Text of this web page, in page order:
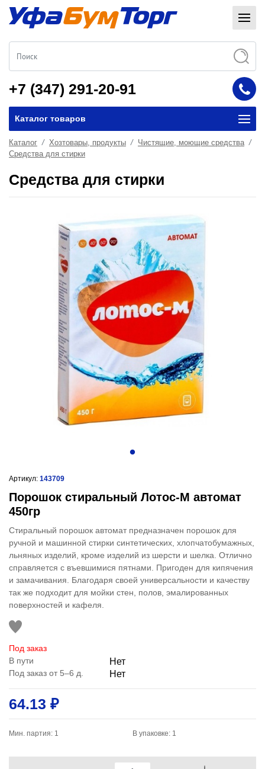
+7 (347) 291-20-91
Каталог товаров
Каталог Хозтовары, продукты
Чистящие, моющие средства
Средства для стирки
Средства для стирки
Артикул: 143709
Порошок стиральный Лотос-М автомат
450гр
Стиральный порошок автомат предназначен порошок для
ручной и машинной стирки синтетических, хлопчатобумажных,
льняных изделий, кроме изделий из шерсти и шелка. Отлично
справляется с въевшимися пятнами. Пригоден для кипячения
и замачивания. Благодаря своей универсальности и качеству
так же подходит для мойки стен, полов, эмалированных
поверхностей и кафеля.
Под заказ
В пути
Нет
Под заказ от 5–6 д. Нет
64.13 ₽
Мин. партия: 1 В упаковке: 1